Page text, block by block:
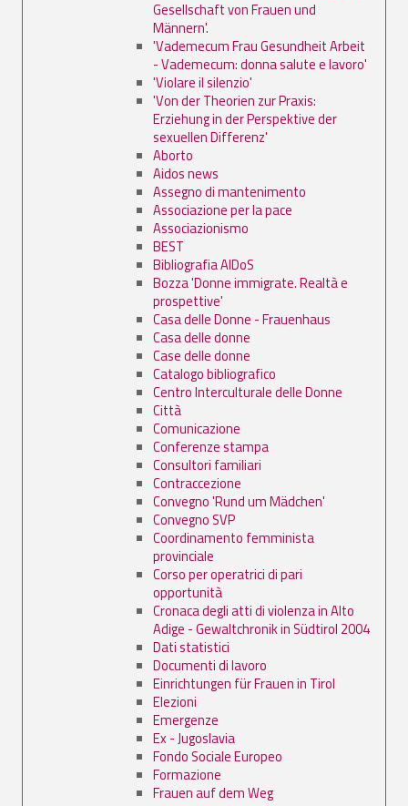
Gesellschaft von Frauen und
Männern'.
'Vademecum Frau Gesundheit Arbeit
- Vademecum: donna salute e lavoro'
'Violare il silenzio'
'Von der Theorien zur Praxis:
Erziehung in der Perspektive der
sexuellen Differenz'
Aborto
Aidos news
Assegno di mantenimento
Associazione per la pace
Associazionismo
BEST
Bibliografia AIDoS
Bozza 'Donne immigrate. Realtà e
prospettive'
Casa delle Donne - Frauenhaus
Casa delle donne
Case delle donne
Catalogo bibliografico
Centro Interculturale delle Donne
Città
Comunicazione
Conferenze stampa
Consultori familiari
Contraccezione
Convegno 'Rund um Mädchen'
Convegno SVP
Coordinamento femminista
provinciale
Corso per operatrici di pari
opportunità
Cronaca degli atti di violenza in Alto
Adige - Gewaltchronik in Südtirol 2004
Dati statistici
Documenti di lavoro
Einrichtungen für Frauen in Tirol
Elezioni
Emergenze
Ex - Jugoslavia
Fondo Sociale Europeo
Formazione
Frauen auf dem Weg